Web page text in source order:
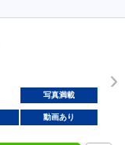
写真満載
動画あり